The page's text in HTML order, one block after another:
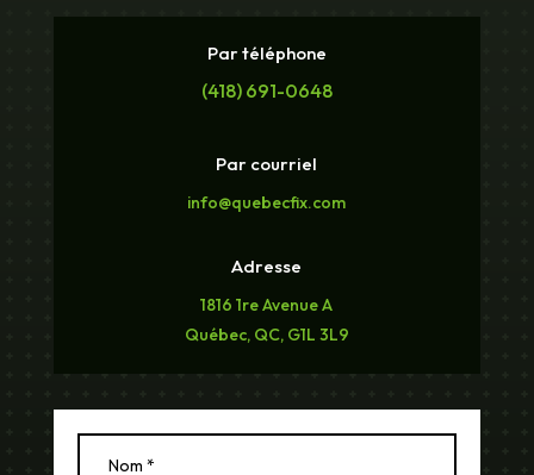
Par téléphone
(418) 691-0648
Par courriel
info@quebecfix.com
Adresse
1816 1re Avenue A
Québec, QC, G1L 3L9